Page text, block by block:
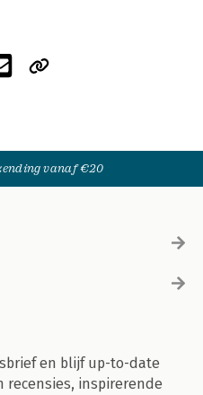
vanaf €20
en blijf up-to-date
recensies, inspirerende